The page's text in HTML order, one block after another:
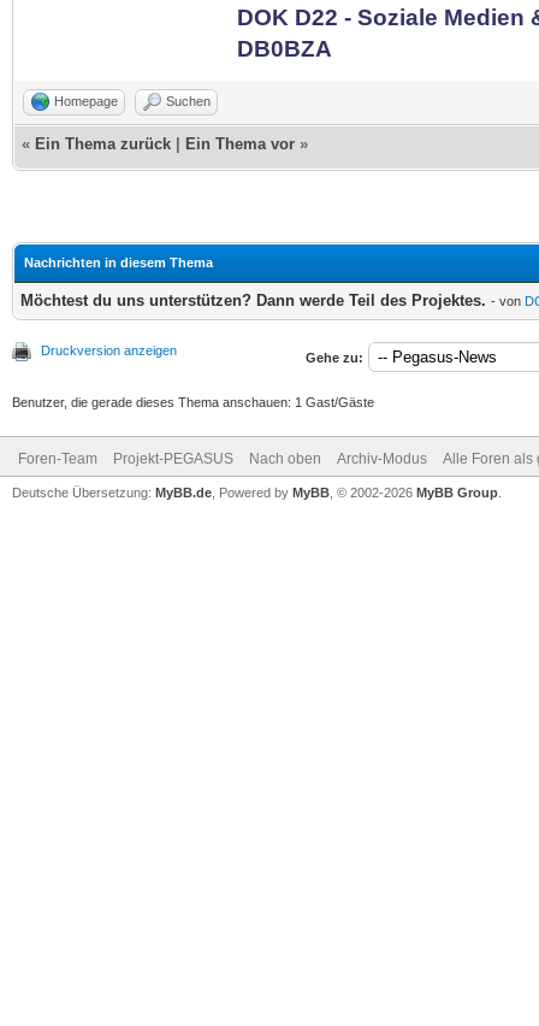
DOK D22 - Soziale
DB0BZA
Homepage Suchen
« Ein Thema zurück Ein Thema vor »
Nachrichten in diesem Thema
Möchtest du uns unterstützen? Dann werde Teil des Projektes. - von
Druckversion anzeigen Gehe zu:
Benutzer, die gerade dieses Thema anschauen: 1 Gast/Gäste
Foren-Team Projekt-PEGASUS Nach oben Archiv-Modus Alle Foren als
Deutsche Übersetzung: MyBB.de , Powered by MyBB , © 2002-2026 MyBB Group